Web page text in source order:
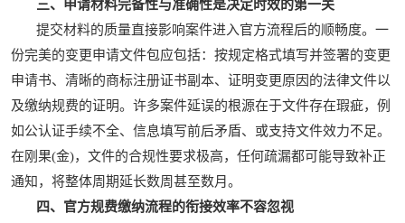
三、申请材料完备性与准确性是决定时效的第一关
提交材料的质量直接影响案件进入官方流程后的顺畅度。一
份完美的变更申请文件包应包括：按规定格式填写并签署的变更
申请书、清晰的商标注册证书副本、证明变更原因的法律文件以
及缴纳规费的证明。许多案件延误的根源在于文件存在瑕疵，例
如公认证手续不全、信息填写前后矛盾、或支持文件效力不足。
在刚果(金)，文件的合规性要求极高，任何疏漏都可能导致补正
通知，将整体周期延长数周甚至数月。
四、官方规费缴纳流程的衔接效率不容忽视